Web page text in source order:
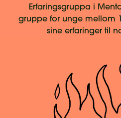
Erfaringsgruppa i
gruppe for unge mellom
sine erfaringer til